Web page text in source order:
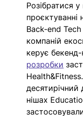
Розібратися
Back-end
компаній
керує
розробки
десятирічний
нішах